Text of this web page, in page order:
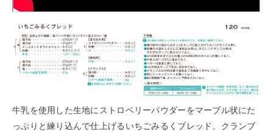
牛乳を使用した生地にストロベリーパウダーをマーブル状にた
っぷりと練り込んで仕上げるいちごみるくブレッド。クランブ